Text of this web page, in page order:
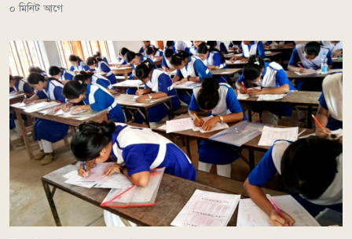
০ মিনিট আগে